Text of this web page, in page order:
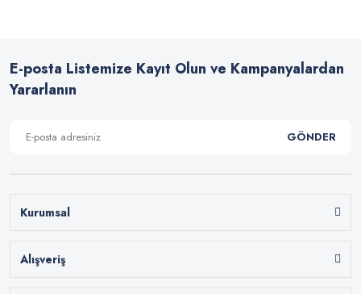
E-posta Listemize Kayıt Olun ve Kampanyalardan
Yararlanın
GÖNDER
Kurumsal
Alışveriş